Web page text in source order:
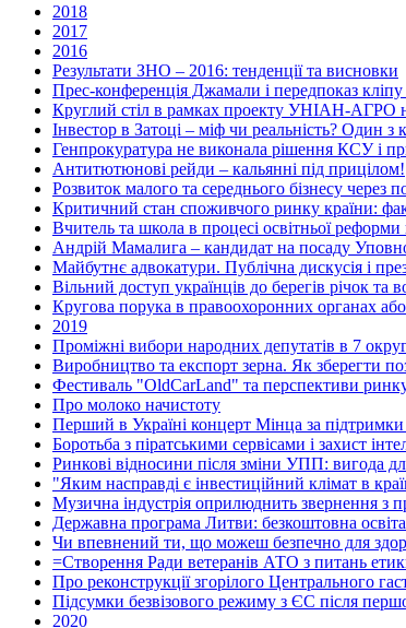
2018
2017
2016
Результати ЗНО – 2016: тенденції та висновки
Прес-конференція Джамали і передпоказ
Круглий стіл в рамках проекту УНІАН-АГРО
Інвестор в Затоці – міф чи реальність? Один
Генпрокуратура не виконала рішення КСУ і
Антитютюнові рейди – кальянні під прицілом!
Розвиток малого та середнього бізнесу через
Критичний стан споживчого ринку країни:
Вчитель та школа в процесі освітньої реформи
Андрій Мамалига – кандидат на посаду
Майбутнє адвокатури. Публічна дискусія і
Вільний доступ українців до берегів річок та
Кругова порука в правоохоронних органах
2019
Проміжні вибори народних депутатів в 7
Виробництво та експорт зерна. Як зберегти
Фестиваль "OldCarLand" та перспективи ринку
Про молоко начистоту
Перший в Україні концерт Мінца за підтримки
Боротьба з піратськими сервісами і захист
Ринкові відносини після зміни УПП: вигода
"Яким насправді є інвестиційний клімат в
Музична індустрія оприлюднить звернення з
Державна програма Литви: безкоштовна освіта
Чи впевнений ти, що можеш безпечно для
=Створення Ради ветеранів АТО з питань
Про реконструкції згорілого Центрального
Підсумки безвізового режиму з ЄС після
2020